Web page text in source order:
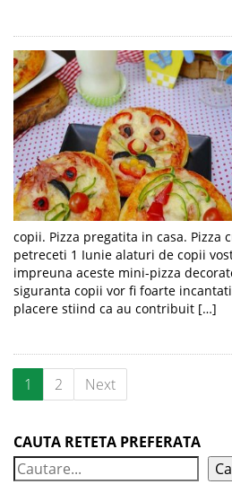
copii. Pizza pregatita in casa. Pizza
petreceti 1 Iunie alaturi de copii
impreuna aceste mini-pizza
siguranta copii vor fi foarte
placere stiind ca au contribuit […]
1 2 Next
CAUTA RETETA PREFERATA